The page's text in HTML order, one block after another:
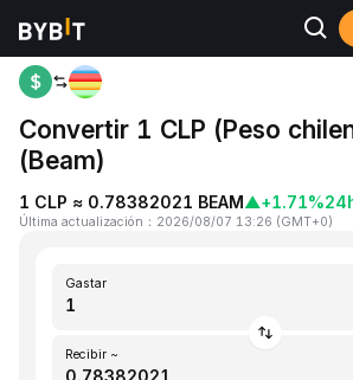
Inicio CLP to BEAM
Convertir 1 CLP (Peso
(Beam)
1 CLP ≈ 0.78382021 BEAM▲+1.71%
Última actualización ： 2026/08/07 13:26 (GMT+0)
Gastar
Recibir ~